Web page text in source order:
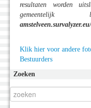
resultaten worden
Klik hier voor andere
Bestuurders
Zoeken